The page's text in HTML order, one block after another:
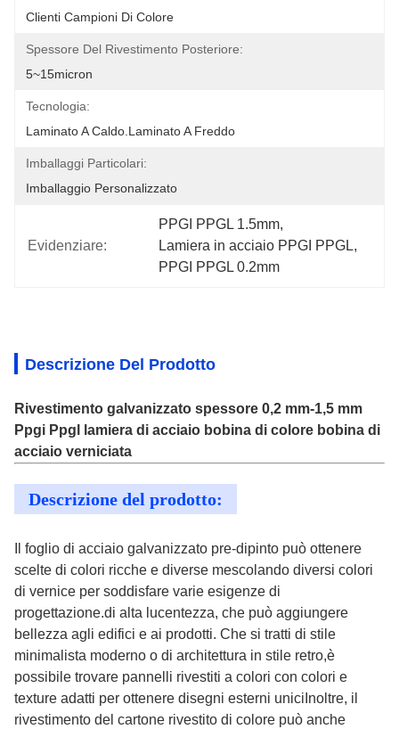
Clienti Campioni Di Colore
Spessore Del Rivestimento Posteriore:
5~15micron
Tecnologia:
Laminato A Caldo.Laminato A Freddo
Imballaggi Particolari:
Imballaggio Personalizzato
Evidenziare:
PPGI PPGL 1.5mm,
Lamiera in acciaio PPGI PPGL,
PPGI PPGL 0.2mm
Descrizione Del Prodotto
Rivestimento galvanizzato spessore 0,2 mm-1,5 mm
Ppgi Ppgl lamiera di acciaio bobina di colore bobina di
acciaio verniciata
Descrizione del prodotto:
Il foglio di acciaio galvanizzato pre-dipinto può ottenere
scelte di colori ricche e diverse mescolando diversi colori
di vernice per soddisfare varie esigenze di
progettazione.di alta lucentezza, che può aggiungere
bellezza agli edifici e ai prodotti. Che si tratti di stile
minimalista moderno o di architettura in stile retro,è
possibile trovare pannelli rivestiti a colori con colori e
texture adatti per ottenere disegni esterni uniciInoltre, il
rivestimento del cartone rivestito di colore può anche